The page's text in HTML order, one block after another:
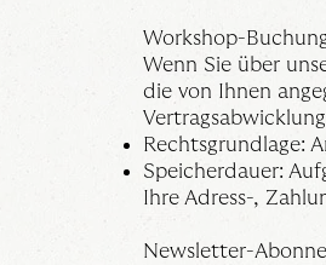
Workshop-
Wenn Sie über
die von Ihnen
Rechtsgrundlage:
Speicherdauer:
Ihre Adress-,
Newsletter-